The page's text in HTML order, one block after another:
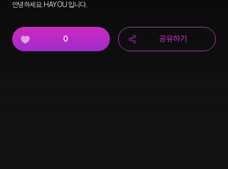
안녕하세요. HAYOU 입니다.
0 공유하기